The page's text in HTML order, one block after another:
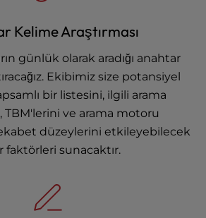
Kelime Araştırması
günlük olarak aradığı anahtar
Ekibimiz size potansiyel
bir listesini, ilgili arama
TBM'lerini ve arama motoru
düzeylerini etkileyebilecek
faktörleri sunacaktır.